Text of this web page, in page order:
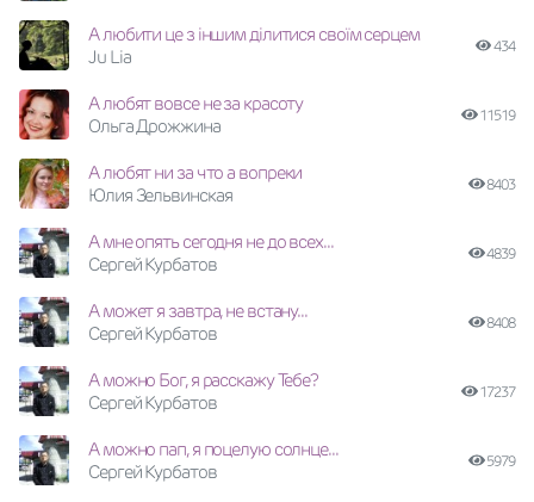
А любити це з іншим ділитися своїм серцем
Ju Lia
434
А любят вовсе не за красоту
Ольга Дрожжина
11519
А любят ни за что а вопреки
Юлия Зельвинская
8403
А мне опять сегодня не до всех...
Сергей Курбатов
4839
А может я завтра, не встану...
Сергей Курбатов
8408
А можно Бог, я расскажу Тебе?
Сергей Курбатов
17237
А можно пап, я поцелую солнце...
Сергей Курбатов
5979